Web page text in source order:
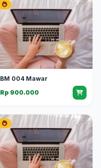
BM 004 Mawar
Rp 900.000